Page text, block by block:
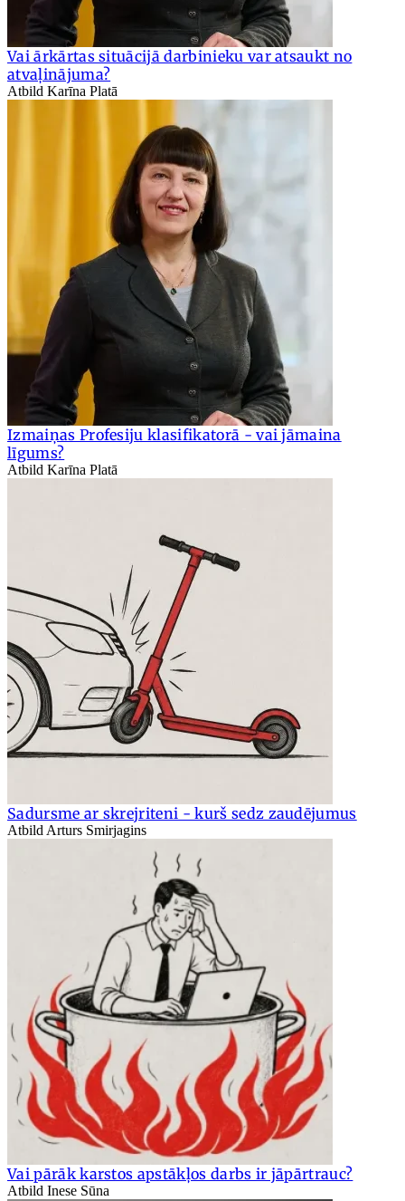
Vai ārkārtas situācijā darbinieku var atsaukt no
atvaļinājuma?
Atbild Karīna Platā
Izmaiņas Profesiju klasifikatorā - vai jāmaina
līgums?
Atbild Karīna Platā
Sadursme ar skrejriteni - kurš sedz zaudējumus
Atbild Arturs Smirjagins
Vai pārāk karstos apstākļos darbs ir jāpārtrauc?
Atbild Inese Sūna